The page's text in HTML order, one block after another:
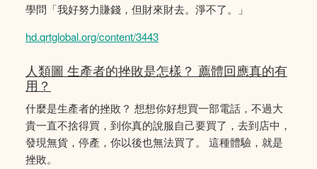
學問「我好努力賺錢，但財來財去。淨不了。」
hd.qrtglobal.org/content/3443
人類圖 生產者的挫敗是怎樣？ 薦體回應真的有
用？
什麼是生產者的挫敗？ 想想你好想買一部電話，不過大
貴一直不捨得買，到你真的說服自己要買了，去到店中，
發現無貨，停產，你以後也無法買了。 這種體驗，就是
挫敗。